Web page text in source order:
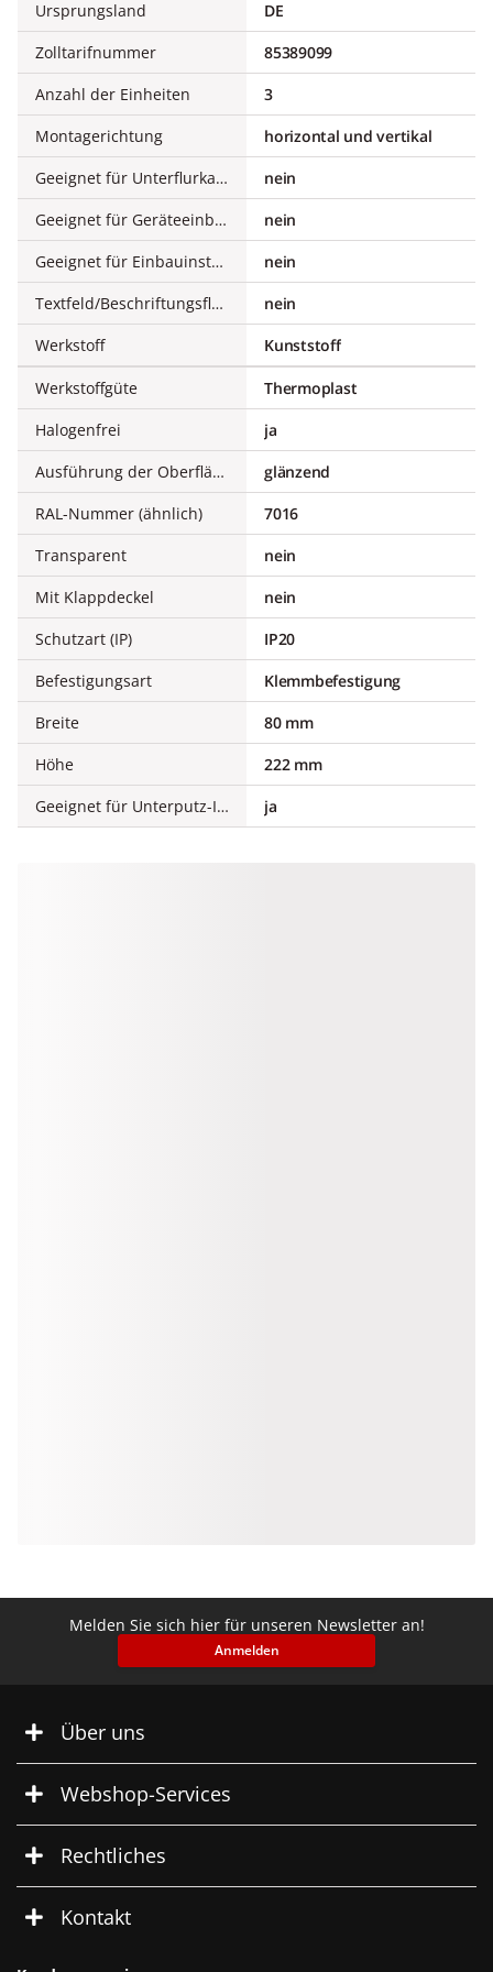
Ursprungsland
DE
Zolltarifnummer
85389099
Anzahl der Einheiten
3
Montagerichtung
horizontal und vertikal
Geeignet für Unterflurkanaldose
nein
Geeignet für Geräteeinbaukanal
nein
Geeignet für Einbauinstallation
nein
Textfeld/Beschriftungsfläche
nein
Werkstoff
Kunststoff
Werkstoffgüte
Thermoplast
Halogenfrei
ja
Ausführung der Oberfläche
glänzend
RAL-Nummer (ähnlich)
7016
Transparent
nein
Mit Klappdeckel
nein
Schutzart (IP)
IP20
Befestigungsart
Klemmbefestigung
Breite
80 mm
Höhe
222 mm
Geeignet für Unterputz-Installation
ja
Melden Sie sich hier für unseren Newsletter an!
Anmelden
Über uns
Webshop-Services
Rechtliches
Kontakt